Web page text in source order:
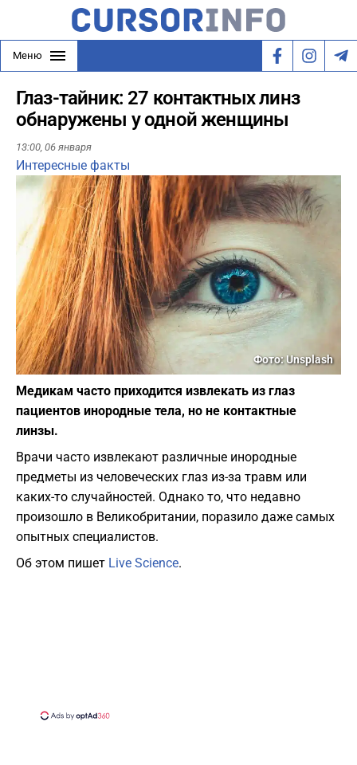
Меню
Глаз-тайник: 27 контактных линз
обнаружены у одной женщины
13:00, 06 января
Интересные факты
Фото: Unsplash
Медикам часто приходится извлекать из глаз
пациентов инородные тела, но не контактные
линзы.
Врачи часто извлекают различные инородные
предметы из человеческих глаз из-за травм или
каких-то случайностей. Однако то, что недавно
произошло в Великобритании, поразило даже самых
опытных специалистов.
Об этом пишет Live Science.